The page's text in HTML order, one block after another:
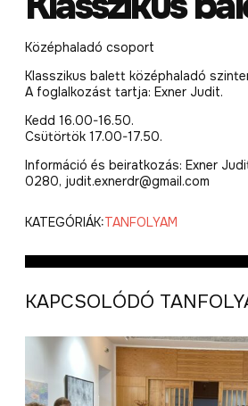
Középhaladó csoport
Klasszikus balett középhaladó
A foglalkozást tartja: Exner Judit.
Kedd 16.00-16.50.
Csütörtök 17.00-17.50.
Információ és beiratkozás: Exner
0280, judit.exnerdr@gmail.com
KATEGÓRIÁK:TANFOLYAM
KAPCSOLÓDÓ